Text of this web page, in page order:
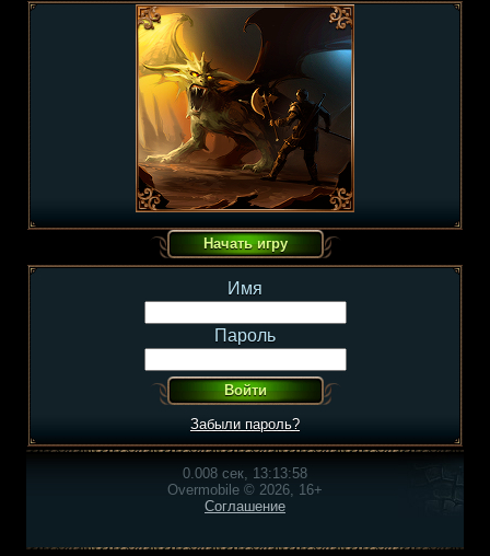
Имя
Пароль
Забыли пароль?
0.008 сек, 13:13:58
Overmobile © 2026, 16+
Соглашение